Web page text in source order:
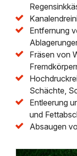
Entfernung
Fräsen von
Schächte,
Entleerung
und
Absaugen